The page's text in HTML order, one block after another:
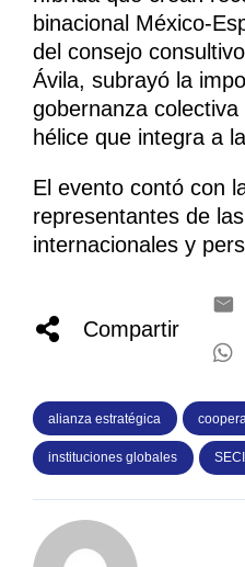
binacional México-
del consejo
Ávila, subrayó la
gobernanza
hélice que integra a
El evento contó con
representantes de
internacionales y
Compartir
alianza estratégica
instituciones globales